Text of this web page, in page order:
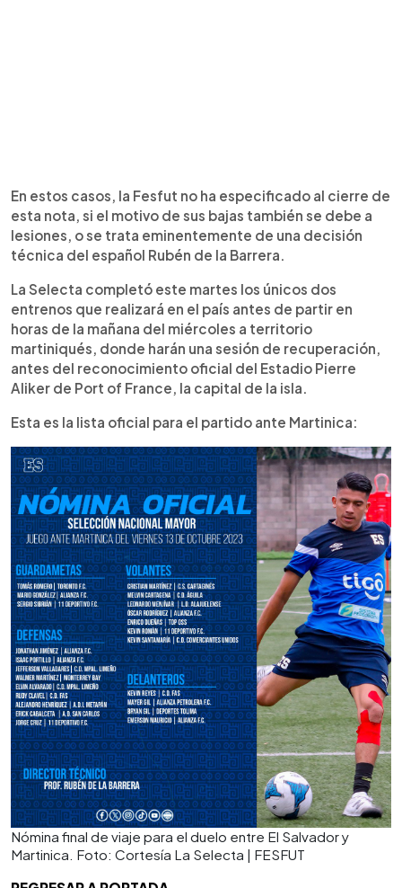
En estos casos, la Fesfut no ha especificado al cierre de
esta nota, si el motivo de sus bajas también se debe a
lesiones, o se trata eminentemente de una decisión
técnica del español Rubén de la Barrera.
La Selecta completó este martes los únicos dos
entrenos que realizará en el país antes de partir en
horas de la mañana del miércoles a territorio
martiniqués, donde harán una sesión de recuperación,
antes del reconocimiento oficial del Estadio Pierre
Aliker de Port of France, la capital de la isla.
Esta es la lista oficial para el partido ante Martinica:
Nómina final de viaje para el duelo entre El Salvador y
Martinica. Foto: Cortesía La Selecta | FESFUT